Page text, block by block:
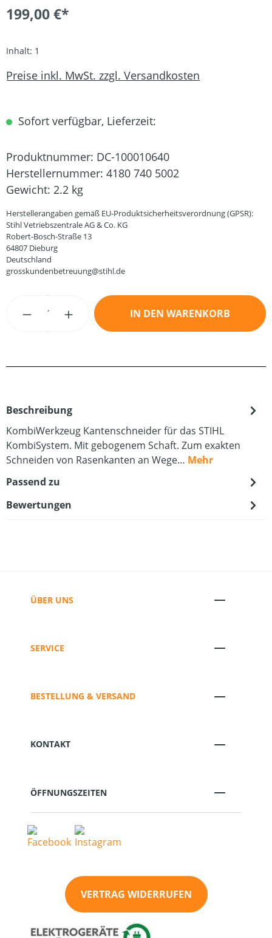
199,00 €*
Inhalt: 1
Preise inkl. MwSt. zzgl. Versandkosten
Sofort verfügbar, Lieferzeit:
Produktnummer: DC-100010640
Herstellernummer: 4180 740 5002
Gewicht: 2.2 kg
Herstellerangaben gemäß EU-Produktsicherheitsverordnung (GPSR):
Stihl Vetriebszentrale AG & Co. KG
Robert-Bosch-Straße 13
64807 Dieburg
Deutschland
grosskundenbetreuung@stihl.de
Produkt Anzahl: Gib den gewünschten
IN DEN WARENKORB
Beschreibung
KombiWerkzeug Kantenschneider für das STIHL
KombiSystem. Mit gebogenem Schaft. Zum exakten
Schneiden von Rasenkanten an Wege… Mehr
Passend zu
Bewertungen
ÜBER UNS
SERVICE
BESTELLUNG & VERSAND
KONTAKT
ÖFFNUNGSZEITEN
VERTRAG WIDERRUFEN